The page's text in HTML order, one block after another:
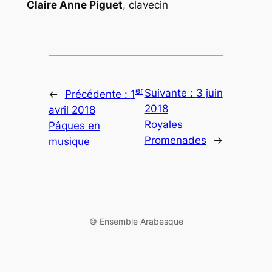
Claire Anne Piguet, clavecin
← Précédente : 1er
avril 2018
Pâques en
musique
Suivante : 3 juin
2018
Royales
Promenades
→
©️ Ensemble Arabesque